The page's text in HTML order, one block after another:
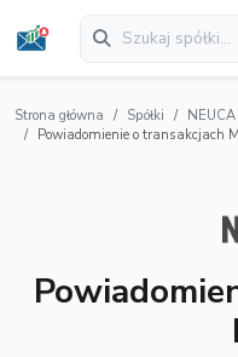
Strona główna Spółki NEUCA
Powiadomienie o transakcjach